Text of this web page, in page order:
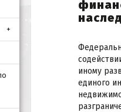
иному
единого